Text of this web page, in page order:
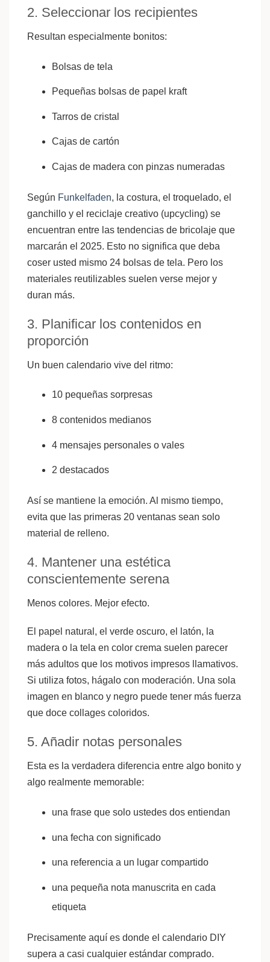
2. Seleccionar los recipientes
Resultan especialmente bonitos:
Bolsas de tela
Pequeñas bolsas de papel kraft
Tarros de cristal
Cajas de cartón
Cajas de madera con pinzas numeradas
Según Funkelfaden, la costura, el troquelado, el
ganchillo y el reciclaje creativo (upcycling) se
encuentran entre las tendencias de bricolaje que
marcarán el 2025. Esto no significa que deba
coser usted mismo 24 bolsas de tela. Pero los
materiales reutilizables suelen verse mejor y
duran más.
3. Planificar los contenidos en
proporción
Un buen calendario vive del ritmo:
10 pequeñas sorpresas
8 contenidos medianos
4 mensajes personales o vales
2 destacados
Así se mantiene la emoción. Al mismo tiempo,
evita que las primeras 20 ventanas sean solo
material de relleno.
4. Mantener una estética
conscientemente serena
Menos colores. Mejor efecto.
El papel natural, el verde oscuro, el latón, la
madera o la tela en color crema suelen parecer
más adultos que los motivos impresos llamativos.
Si utiliza fotos, hágalo con moderación. Una sola
imagen en blanco y negro puede tener más fuerza
que doce collages coloridos.
5. Añadir notas personales
Esta es la verdadera diferencia entre algo bonito y
algo realmente memorable:
una frase que solo ustedes dos entiendan
una fecha con significado
una referencia a un lugar compartido
una pequeña nota manuscrita en cada
etiqueta
Precisamente aquí es donde el calendario DIY
supera a casi cualquier estándar comprado.